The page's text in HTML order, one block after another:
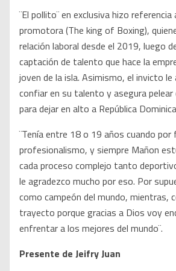
¨El pollito¨ en exclusiva hizo
promotora (The king of Boxing),
relación laboral desde el 2019, luego
captación de talento que hace la
joven de la isla. Asimismo, el invicto le
confiar en su talento y asegura
para dejar en alto a República
¨Tenía entre 18 o 19 años cuando por
profesionalismo, y siempre Mañon
cada proceso complejo tanto
le agradezco mucho por eso. Por
como campeón del mundo, mientras,
trayecto porque gracias a Dios voy
enfrentar a los mejores del mundo¨.
Presente de Jeifry Juan